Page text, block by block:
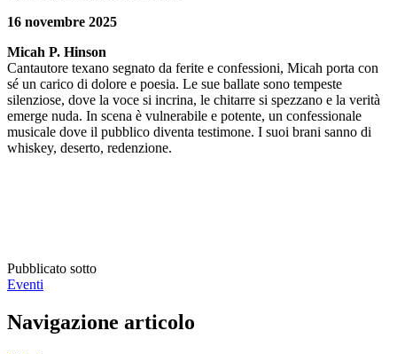
16 novembre 2025
Micah P. Hinson
Cantautore texano segnato da ferite e confessioni, Micah porta con
sé un carico di dolore e poesia. Le sue ballate sono tempeste
silenziose, dove la voce si incrina, le chitarre si spezzano e la verità
emerge nuda. In scena è vulnerabile e potente, un confessionale
musicale dove il pubblico diventa testimone. I suoi brani sanno di
whiskey, deserto, redenzione.
Pubblicato sotto
Eventi
Navigazione articolo